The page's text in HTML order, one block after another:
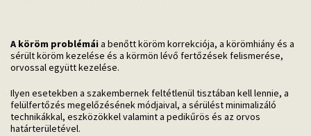
A köröm problémái a benőtt köröm korrekciója, a körömhiány és a
sérült köröm kezelése és a körmön lévő fertőzések felismerése,
orvossal együtt kezelése.
Ilyen esetekben a szakembernek feltétlenül tisztában kell lennie, a
felülfertőzés megelőzésének módjaival, a sérülést minimalizáló
technikákkal, eszközökkel valamint a pedikűrös és az orvos
határterületével.